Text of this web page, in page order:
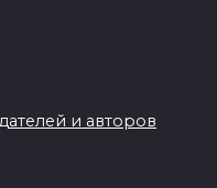
и авторов